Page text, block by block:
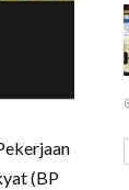
(BP